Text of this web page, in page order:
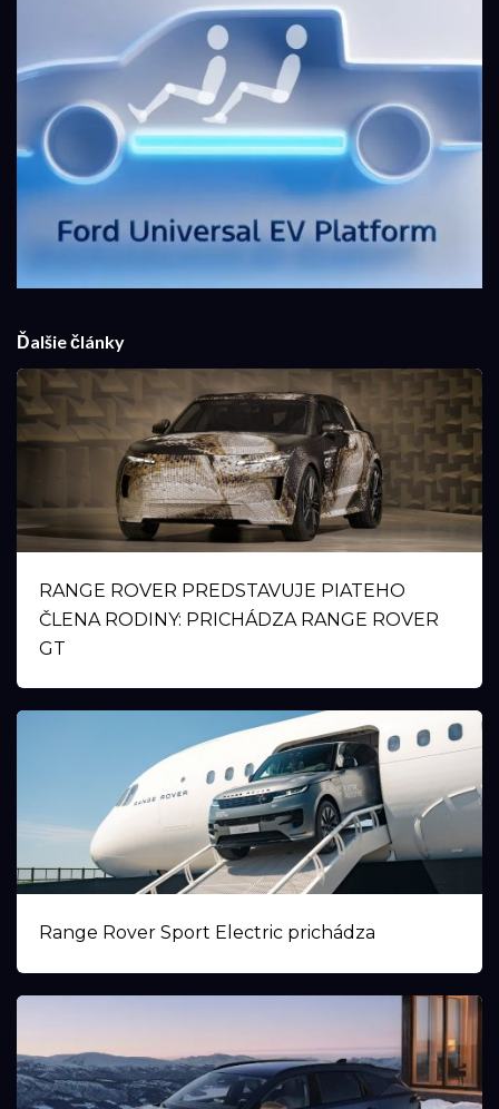
Ďalšie články
RANGE ROVER PREDSTAVUJE PIATEHO
ČLENA RODINY: PRICHÁDZA RANGE ROVER
GT
Range Rover Sport Electric prichádza